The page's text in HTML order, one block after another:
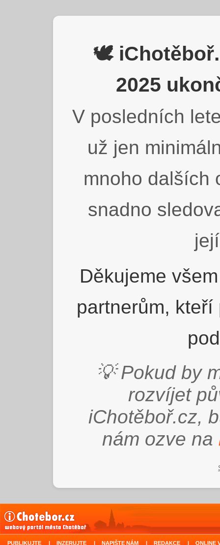
🕊️
2025
V posledních
už jen
mnoho dalších
snadno
Děkujeme
partnerům,
💡 Pokud by
rozvíjet
iChotěboř.cz,
nám ozve na
PUBLIKUJTE | INZERUJTE | NAPIŠTE NÁM | REDAKCE | ONLINE